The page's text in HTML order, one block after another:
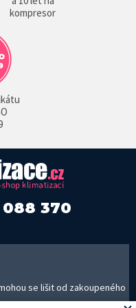
kompresor
370
se lišit od zakoupeného